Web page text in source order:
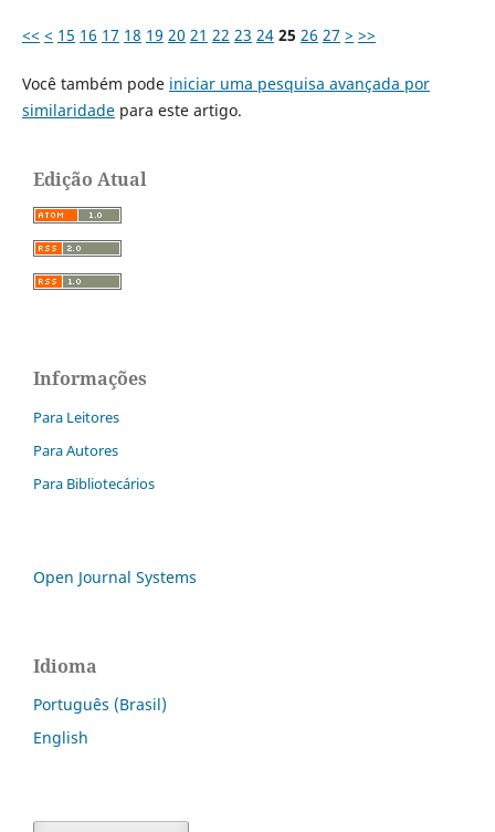
<< < 15 16 17 18 19 20 21 22 23 24 25 26 27 > >>
Você também pode iniciar uma pesquisa avançada por
similaridadepara este artigo.
Edição Atual
Informações
Para Leitores
Para Autores
Para Bibliotecários
Open Journal Systems
Idioma
Português (Brasil)
English